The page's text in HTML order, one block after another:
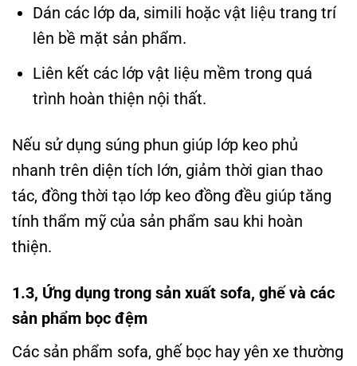
Dán các lớp da, simili hoặc vật liệu trang trí
lên bề mặt sản phẩm.
Liên kết các lớp vật liệu mềm trong quá
trình hoàn thiện nội thất.
Nếu sử dụng súng phun giúp lớp keo phủ
nhanh trên diện tích lớn, giảm thời gian thao
tác, đồng thời tạo lớp keo đồng đều giúp tăng
tính thẩm mỹ của sản phẩm sau khi hoàn
thiện.
1.3, Ứng dụng trong sản xuất sofa, ghế và các
sản phẩm bọc đệm
Các sản phẩm sofa, ghế bọc hay yên xe thường